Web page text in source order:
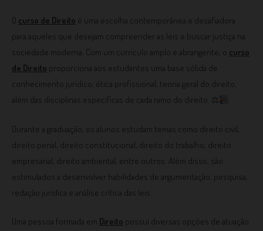
O curso de Direito é uma escolha contemporânea e desafiadora
para aqueles que desejam compreender as leis e buscar justiça na
sociedade moderna. Com um currículo amplo e abrangente, o curso
de Direito proporciona aos estudantes uma base sólida de
conhecimento jurídico, ética profissional, teoria geral do direito,
além das disciplinas específicas de cada ramo do direito. ⚖
Durante a graduação, os alunos estudam temas como direito civil,
direito penal, direito constitucional, direito do trabalho, direito
empresarial, direito ambiental, entre outros. Além disso, são
estimulados a desenvolver habilidades de argumentação, pesquisa,
redação jurídica e análise crítica das leis.
Uma pessoa formada em Direito possui diversas opções de atuação